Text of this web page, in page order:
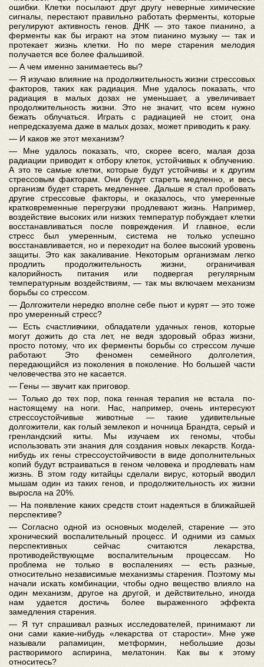
ошибки. Клетки посылают друг другу неверные химические
сигналы, перестают правильно работать ферменты, которые
регулируют активность генов. ДНК — это такое пианино, а
ферменты как бы играют на этом пианино музыку — так и
протекает жизнь клетки. Но по мере старения мелодия
получается все более фальшивой.
— А чем именно занимаетесь вы?
— Я изучаю влияние на продолжительность жизни стрессовых
факторов, таких как радиация. Мне удалось показать, что
радиация в малых дозах не уменьшает, а увеличивает
продолжительность жизни. Это не значит, что всем нужно
бежать облучаться. Играть с радиацией не стоит, она
непредсказуема даже в малых дозах, может приводить к раку.
— И каков же этот механизм?
— Мне удалось показать, что, скорее всего, малая доза
радиации приводит к отбору клеток, устойчивых к облучению.
А это те самые клетки, которые будут устойчивы и к другим
стрессовым факторам. Они будут стареть медленно, и весь
организм будет стареть медленнее. Дальше я стал пробовать
другие стрессовые факторы, и оказалось, что умеренные
кратковременные перегрузки продлевают жизнь. Например,
воздействие высоких или низких температур побуждает клетки
восстанавливаться после повреждения. И главное, если
стресс был умеренным, система не только успешно
восстанавливается, но и переходит на более высокий уровень
защиты. Это как закаливание. Некоторым организмам легко
продлить продолжительность жизни, ограничивая
калорийность питания или подвергая регулярным
температурным воздействиям, — так мы включаем механизм
борьбы со стрессом.
— Долгожители нередко вполне себе пьют и курят — это тоже
про умеренный стресс?
— Есть счастливчики, обладатели удачных генов, которые
могут дожить до ста лет, не ведя здоровый образ жизни,
просто потому, что их ферменты борьбы со стрессом лучше
работают. Это феномен семейного долголетия,
передающийся из поколения в поколение. Но большей части
человечества это не касается.
— Гены — звучит как приговор.
— Только до тех пор, пока генная терапия не встала по-
настоящему на ноги. Нас, например, очень интересуют
стрессоустойчивые животные — такие удивительные
долгожители, как голый землекоп и ночница Брандта, серый и
гренландский киты. Мы изучаем их геномы, чтобы
использовать эти знания для создания новых лекарств. Когда-
нибудь их гены стрессоустойчивости в виде дополнительных
копий будут встраиваться в геном человека и продлевать нам
жизнь. В этом году китайцы сделали вирус, который вводил
мышам один из таких генов, и продолжительность их жизни
выросла на 20%.
— На появление каких средств стоит надеяться в ближайшей
перспективе?
— Согласно одной из основных моделей, старение — это
хронический воспалительный процесс. И одними из самых
перспективных сейчас считаются лекарства,
противодействующме воспалительным процессам. Но
проблема не только в воспалениях — есть разные,
относительно независимые механизмы старения. Поэтому мы
начали искать комбинации, чтобы одно вещество влияло на
один механизм, другое на другой, и действительно, иногда
нам удается достичь более выраженного эффекта
замедления старения.
— Я тут спрашивал разных исследователей, принимают ли
они сами какие-нибудь «лекарства от старости». Мне уже
называли рапамицин, метформин, небольшие дозы
растворимого аспирина, мелатонин. Как вы к этому
относитесь?